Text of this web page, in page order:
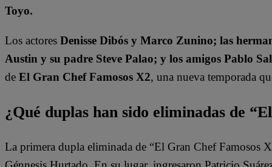
Toyo.
Los actores Denisse Dibós y Marco Zunino; las
Austin y su padre Steve Palao; y los amigos Pablo
de El Gran Chef Famosos X2, una nueva temporada
¿Qué duplas han sido eliminadas de
La primera dupla eliminada de “El Gran Chef Famosos